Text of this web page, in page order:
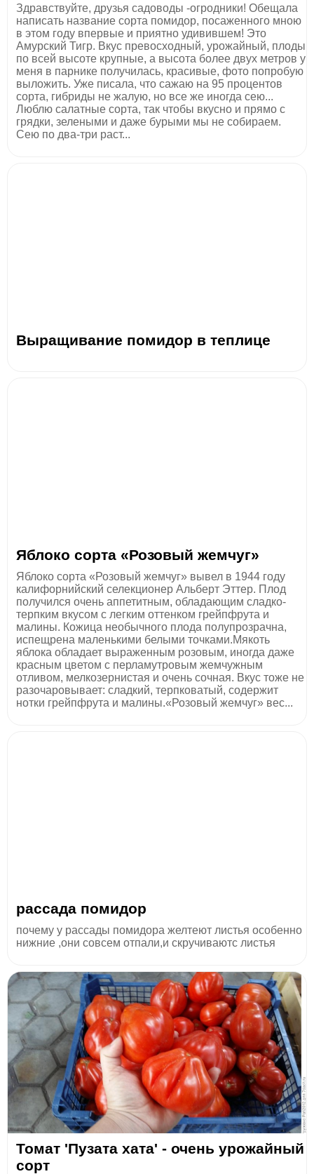
Здравствуйте, друзья садоводы -огродники! Обещала
написать название сорта помидор, посаженного мною
в этом году впервые и приятно удивившем! Это
Амурский Тигр. Вкус превосходный, урожайный, плоды
по всей высоте крупные, а высота более двух метров у
меня в парнике получилась, красивые, фото попробую
выложить. Уже писала, что сажаю на 95 процентов
сорта, гибриды не жалую, но все же иногда сею...
Люблю салатные сорта, так чтобы вкусно и прямо с
грядки, зелеными и даже бурыми мы не собираем.
Сею по два-три раст...
Выращивание помидор в теплице
Яблоко сорта «Розовый жемчуг»
Яблоко сорта «Розовый жемчуг» вывел в 1944 году
калифорнийский селекционер Альберт Эттер. Плод
получился очень аппетитным, обладающим сладко-
терпким вкусом с легким оттенком грейпфрута и
малины. Кожица необычного плода полупрозрачна,
испещрена маленькими белыми точками.Мякоть
яблока обладает выраженным розовым, иногда даже
красным цветом с перламутровым жемчужным
отливом, мелкозернистая и очень сочная. Вкус тоже не
разочаровывает: сладкий, терпковатый, содержит
нотки грейпфрута и малины.«Розовый жемчуг» вес...
рассада помидор
почему у рассады помидора желтеют листья особенно
нижние ,они совсем отпали,и скручиваютс листья
Томат 'Пузата хата' - очень урожайный
сорт